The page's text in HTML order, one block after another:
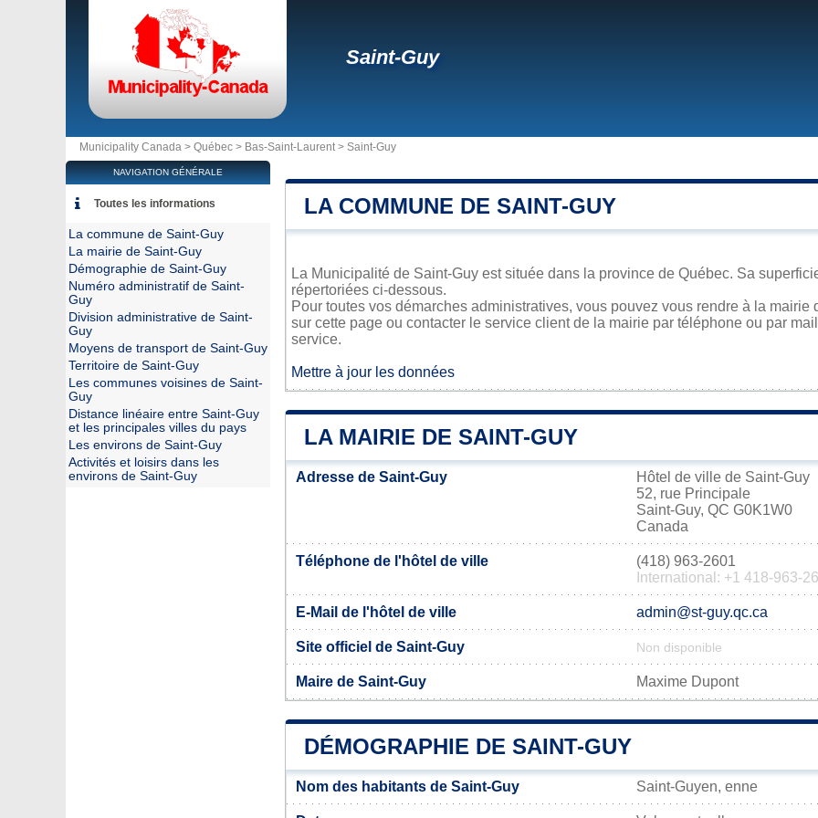
Saint-Guy
Municipality Canada > Québec > Bas-Saint-Laurent> Saint-Guy
LA COMMUNE DE SAINT-GUY
La Municipalité de Saint-Guy est située dans la province de Québec. Sa
répertoriées ci-dessous.
Pour toutes vos démarches administratives, vous pouvez vous rendre à la
sur cette page ou contacter le service client de la mairie par téléphone ou par
service.
Mettre à jour les données
LA MAIRIE DE SAINT-GUY
Adresse de Saint-Guy
Hôtel de ville de Saint-Guy
52, rue Principale
Saint-Guy, QC G0K1W0
Canada
Téléphone de l'hôtel de ville
(418) 963-2601
International: +1 418-963-
E-Mail de l'hôtel de ville admin@st-guy.qc.ca
Site officiel de Saint-Guy Non disponible
Maire de Saint-Guy Maxime Dupont
DÉMOGRAPHIE DE SAINT-GUY
Nom des habitants de Saint-Guy Saint-Guyen, enne
NAVIGATION GÉNÉRALE
Toutes les informations
La commune de Saint-Guy
La mairie de Saint-Guy
Démographie de Saint-Guy
Numéro administratif de Saint-
Guy
Division administrative de Saint-
Guy
Moyens de transport de Saint-Guy
Territoire de Saint-Guy
Les communes voisines de Saint-
Guy
Distance linéaire entre Saint-Guy
et les principales villes du pays
Les environs de Saint-Guy
Activités et loisirs dans les
environs de Saint-Guy